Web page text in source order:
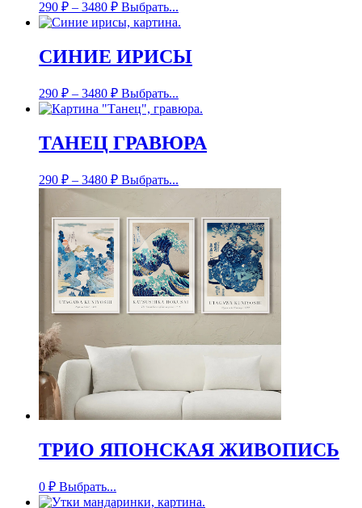
290 ₽ – 3480 ₽ Выбрать...
СИНИЕ ИРИСЫ
290 ₽ – 3480 ₽ Выбрать...
ТАНЕЦ ГРАВЮРА
290 ₽ – 3480 ₽ Выбрать...
ТРИО ЯПОНСКАЯ ЖИВОПИСЬ
0 ₽ Выбрать...